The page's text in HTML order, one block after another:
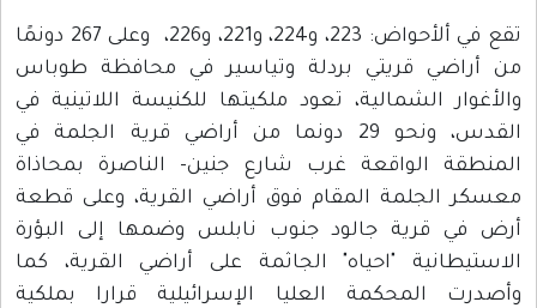
تقع في ألأحواض: 223، و224، و221، و226، وعلى 267 دونمًا
أراضي قريتي بردلة وتياسير في محافظة طوباس
الشمالية، تعود ملكيتها للكنيسة اللاتينية في
القدس، ونحو 29 دونما من أراضي قرية الجلمة في
الواقعة غرب شارع جنين- الناصرة بمحاذاة
الجلمة المقام فوق أراضي القرية، وعلى قطعة
في قرية جالود جنوب نابلس وضمها إلى البؤرة
"احياه" الجاثمة على أراضي القرية، كما
المحكمة العليا الإسرائيلية قرارا بملكية